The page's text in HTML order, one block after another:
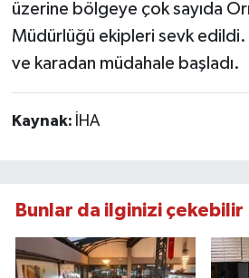
üzerine bölgeye çok sayıda
Müdürlüğü ekipleri sevk edildi.
ve karadan müdahale başladı.
Kaynak: İHA
Bunlar da ilginizi çekebilir